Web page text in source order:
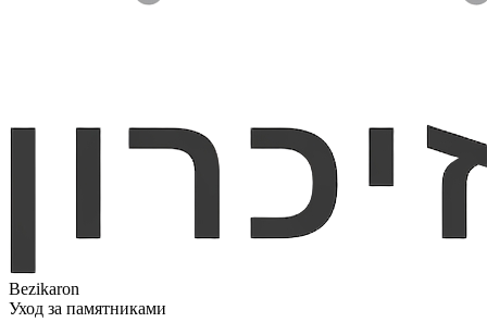
Bezikaron
Уход за памятниками